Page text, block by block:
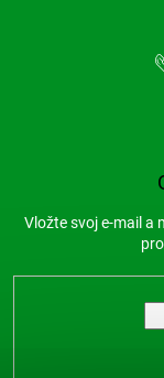
Vložte svoj e-mail a